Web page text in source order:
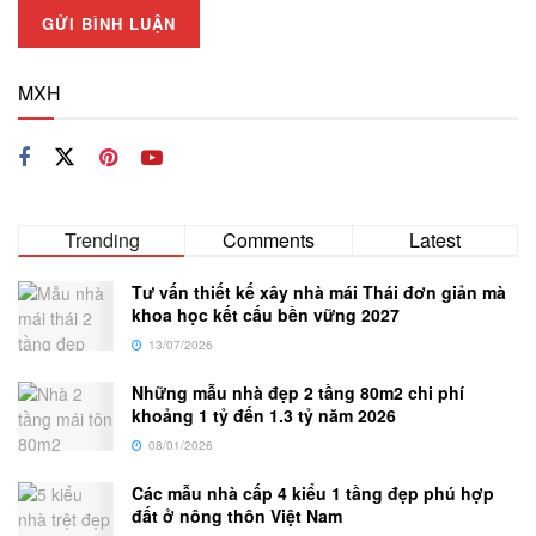
MXH
Trending Comments Latest
Tư vấn thiết kế xây nhà mái Thái đơn giản mà
khoa học kết cấu bền vững 2027
13/07/2026
Những mẫu nhà đẹp 2 tầng 80m2 chi phí
khoảng 1 tỷ đến 1.3 tỷ năm 2026
08/01/2026
Các mẫu nhà cấp 4 kiểu 1 tầng đẹp phú hợp
đất ở nông thôn Việt Nam